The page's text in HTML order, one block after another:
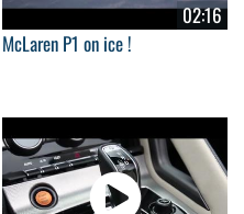
02:16
McLaren P1 on ice !